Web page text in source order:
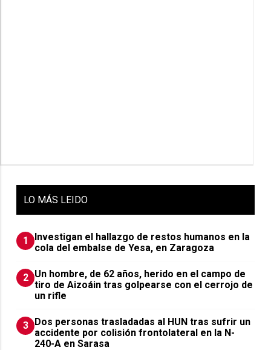
LO MÁS LEIDO
1
Investigan el hallazgo de restos humanos en la
cola del embalse de Yesa, en Zaragoza
2 Un hombre, de 62 años, herido en el campo de
tiro de Aizoáin tras golpearse con el cerrojo de
un rifle
3 ​Dos personas trasladadas al HUN tras sufrir un
accidente por colisión frontolateral en la N-
240-A en Sarasa